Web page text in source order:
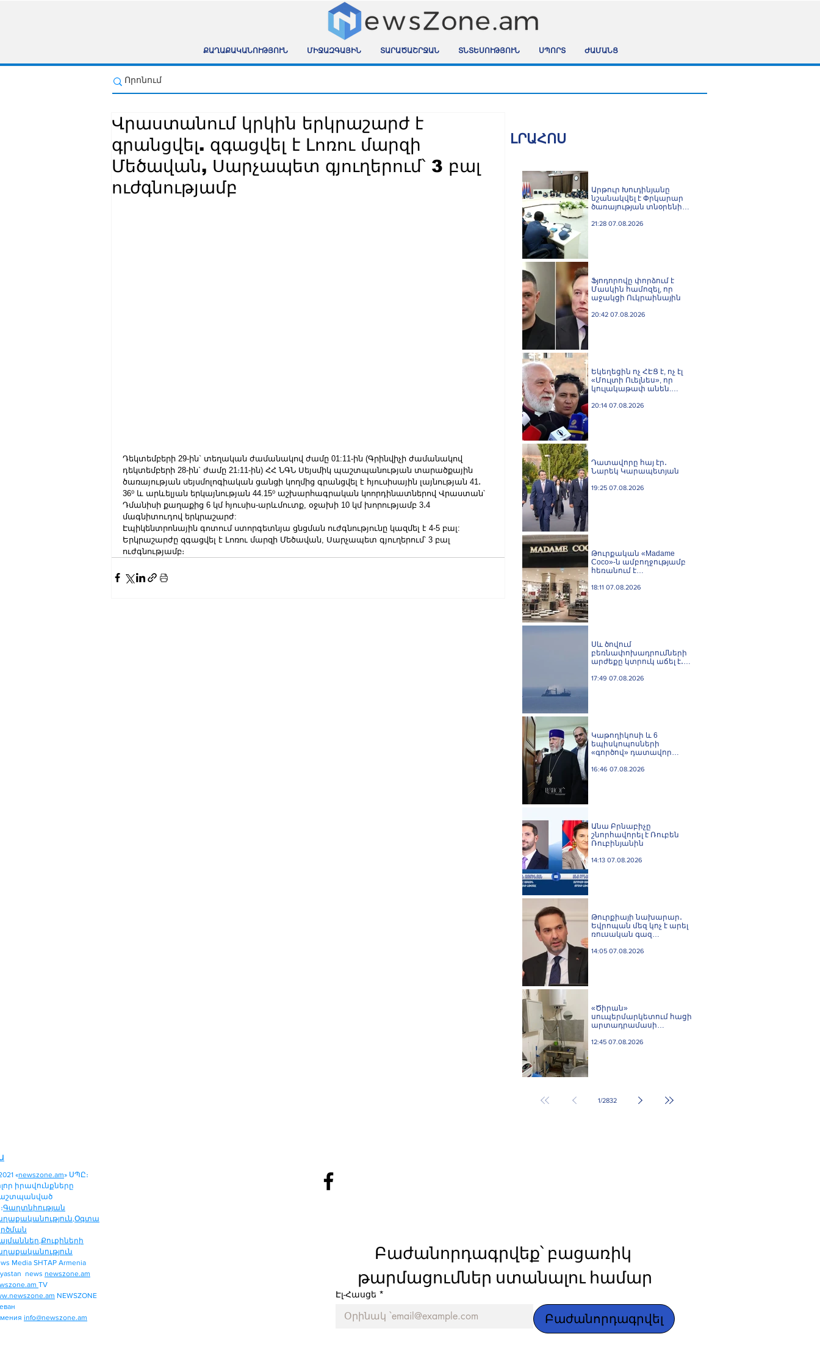
ՔԱՂԱՔԱԿԱՆՈՒԹՅՈՒՆ ՄԻՋԱԶԳԱՅԻՆ ՏԱՐԱԾԱՇՐՋԱՆ ՏՆՏԵՍՈՒԹՅՈՒՆ ՍՊՈՐՏ ԺԱՄԱՆՑ
Վրաստանում կրկին երկրաշարժ է
գրանցվել. զգացվել է Լոռու մարզի
Մեծավան, Սարչապետ գյուղերում՝ 3 բալ
ուժգնությամբ
Դեկտեմբերի 29-ին` տեղական ժամանակով ժամը 01:11-ին (Գրինվիչի ժամանակով
դեկտեմբերի 28-ին` ժամը 21։11-ին) ՀՀ ՆԳՆ Սեյսմիկ պաշտպանության տարածքային
ծառայության սեյսմոլոգիական ցանցի կողմից գրանցվել է հյուսիսային լայնության 41․
36⁰ և արևելյան երկայնության 44.15⁰ աշխարհագրական կոորդինատներով Վրաստան՝
Դմանիսի քաղաքից 6 կմ հյուսիս-արևմուտք, օջախի 10 կմ խորությամբ 3․4
մագնիտուդով երկրաշարժ:
Էպիկենտրոնային գոտում ստորգետնյա ցնցման ուժգնությունը կազմել է 4-5 բալ:
Երկրաշարժը զգացվել է Լոռու մարզի Մեծավան, Սարչապետ գյուղերում՝ 3 բալ
ուժգնությամբ։
ԼՐԱՀՈՍ
Արթուր Խուդինյանը
նշանակվել է Փրկարար
ծառայության տնօրենի
21:28 07.08.2026
Ֆյոդորովը փորձում է
Մասկին համոզել, որ
աջակցի Ուկրաինային
20:42 07.08.2026
Եկեղեցին ոչ ՀԷՑ է, ոչ էլ
«Մուլտի Ուելնես», որ
կուլակաթափ անեն.
Հովհաննիսյան
20:14 07.08.2026
Դատավորը հայ էր․
Նարեկ Կարապետյան
19:25 07.08.2026
Թուրքական «Madame
Coco»-ն ամբողջությամբ
հեռանում է
29 խանութ
18:11 07.08.2026
Սև ծովում
բեռնափոխադրումների
արժեքը կտրուկ աճել է․
կունենա այն Հայաստանի
17:49 07.08.2026
️Կաթողիկոսի և 6
եպիսկոպոսների
«գործով» դատավոր
ինքնաբացարկ հայտնեց
16:46 07.08.2026
Անա Բրնաբիչը
շնորհավորել է Ռուբեն
Ռուբինյանին
14:13 07.08.2026
Թուրքիայի նախարար․
Եվրոպան մեզ կոչ է արել
ռուսական գազ
14:05 07.08.2026
«Ծիրան»
սուպերմարկետում հացի
արտադրամասի
կասեցվել է
12:45 07.08.2026
1/2832
«newszone.am» ՍՊԸ։
իրավունքները
Գաղտնիության
,Օգտա
,Քուքիների
Media SHTAP Armenia
news newszone.am
TV
NEWSZONE
info@newszone.am
Բաժանորդագրվեք՝ բացառիկ
թարմացումներ ստանալու համար
Էլ-Հասցե *
Բաժանորդագրվել